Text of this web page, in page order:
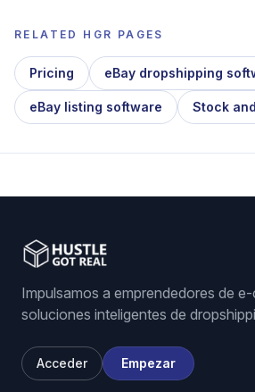
RELATED HGR PAGES
Pricing eBay dropshipping
eBay listing software Stock
Impulsamos a emprendedores de
soluciones inteligentes de
Acceder Empezar